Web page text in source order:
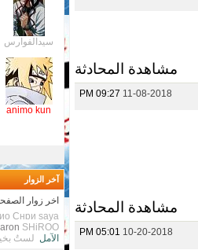
مشاهدة المحادثة
11-08-2018
09:27 PM
مشاهدة المحادثة
10-20-2018
05:01 PM
سيدالفوارس
animo kun
آخر الزوار
اخر زوار الصفحة
Cнɒи saya
SHiROO
الآمل لستُ